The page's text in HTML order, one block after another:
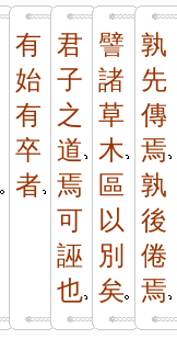
有
始
有
卒
者
君
子
之
道
焉
可
誣
也
譬
諸
草
木
區
以
別
矣
孰
先
傳
焉
孰
後
倦
焉